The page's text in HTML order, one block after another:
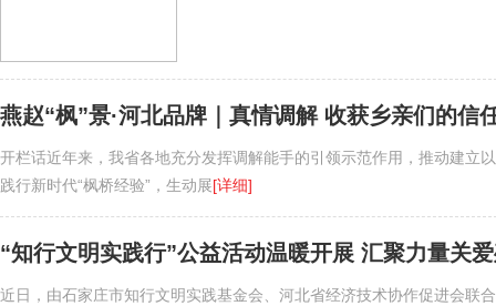
燕赵“枫”景·河北品牌｜真情调解 收获乡亲们的信
开栏话近年来，我省各地充分发挥调解能手的引领示范作用，推动建立
践行新时代“枫桥经验”，生动展[详细]
“知行文明实践行”公益活动温暖开展 汇聚力量关
近日，由石家庄市知行文明实践基金会、河北省经济技术协作促进会联